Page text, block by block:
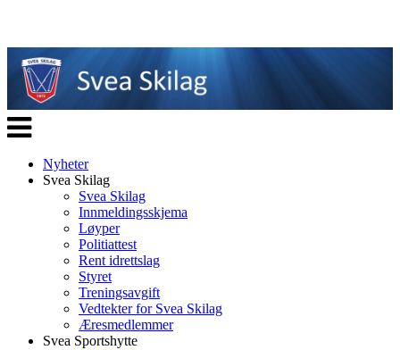
Veksle
navigasjon
Nyheter
Svea Skilag
Svea Skilag
Innmeldingsskjema
Løyper
Politiattest
Rent idrettslag
Styret
Treningsavgift
Vedtekter for Svea Skilag
Æresmedlemmer
Svea Sportshytte